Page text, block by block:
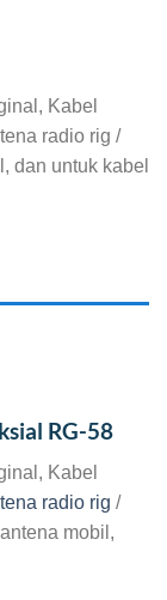
Kabel
radio rig /
dan untuk kabel
RG-58
Kabel
radio rig /
mobil,